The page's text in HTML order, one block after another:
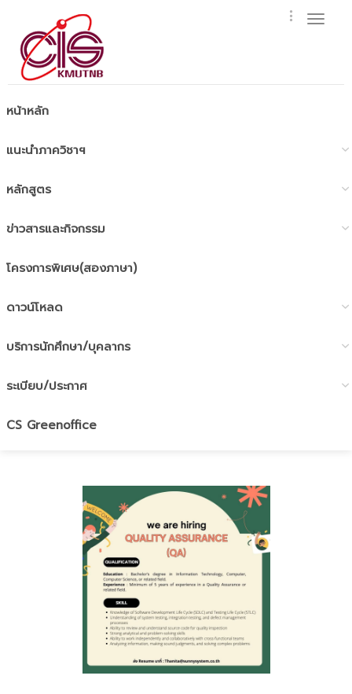
หน้าหลัก
แนะนำภาควิชาฯ
หลักสูตร
ข่าวสารและกิจกรรม
โครงการพิเศษ(สองภาษา)
ดาวน์โหลด
บริการนักศึกษา/บุคลากร
ระเบียบ/ประกาศ
CS Greenoffice